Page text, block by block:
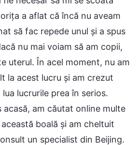
a aflat că încă nu aveam
să fac repede unul și a spus
nu mai voiam să am copii,
uterul. În acel moment, nu am
la acest lucru și am crezut
lucrurile prea în serios.
acasă, am căutat online multe
boală și am cheltuit
un specialist din Beijing.